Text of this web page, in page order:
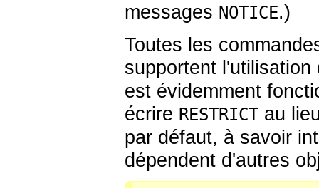
messages NOTICE.)
Toutes les
supportent
est évidemment
écrire RESTRICT au
par défaut, à savoir
dépendent d'autres